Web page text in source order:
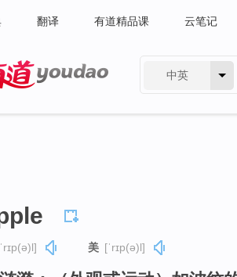
翻译 有道精品课 云笔记
中英
美 [ˈrɪp(ə)l]